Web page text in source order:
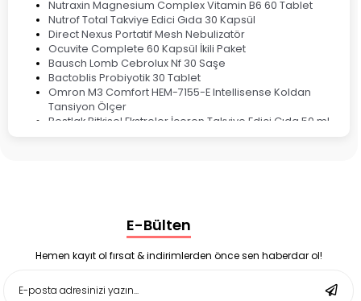
Nutraxin Magnesium Complex Vitamin B6 60 Tablet
Nutrof Total Takviye Edici Gıda 30 Kapsül
Direct Nexus Portatif Mesh Nebulizatör
Ocuvite Complete 60 Kapsül İkili Paket
Bausch Lomb Cebrolux Nf 30 Saşe
Bactoblis Probiyotik 30 Tablet
Omron M3 Comfort HEM-7155-E Intellisense Koldan
Tansiyon Ölçer
Bestlak Bitkisel Ekstreler İçeren Takviye Edici Gıda 50 ml
Enterogermina Family 5 ml 20 Flakon
Deep Flex Stres Azaltıcı ve Enerji Dengeleyici Topraklama
Matı Set 40x60 cm
Deep Flex Stres Azaltıcı ve Enerji Dengeleyici Topraklama
E-Bülten
Hemen kayıt ol fırsat & indirimlerden önce sen haberdar ol!